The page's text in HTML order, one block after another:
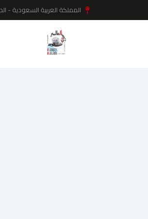
إلى
المملكة العربية السعودية -